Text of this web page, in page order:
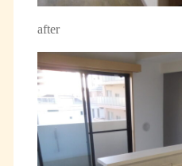
after